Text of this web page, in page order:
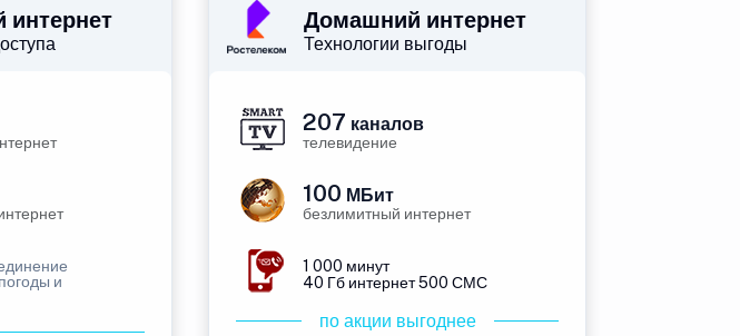
и
Домашний интернет
Технологии выгоды
207 каналов
телевидение
100 МБит
безлимитный интернет
1 000 минут
40 Гб интернет 500 СМС
по акции выгоднее